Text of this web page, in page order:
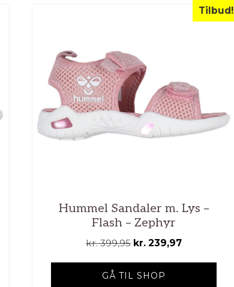
Tilbud!
Hummel Sandaler m. Lys –
Flash – Zephyr
kr.399,95 Den
pris
kr. 239,97Den
GÅ TIL SHOP